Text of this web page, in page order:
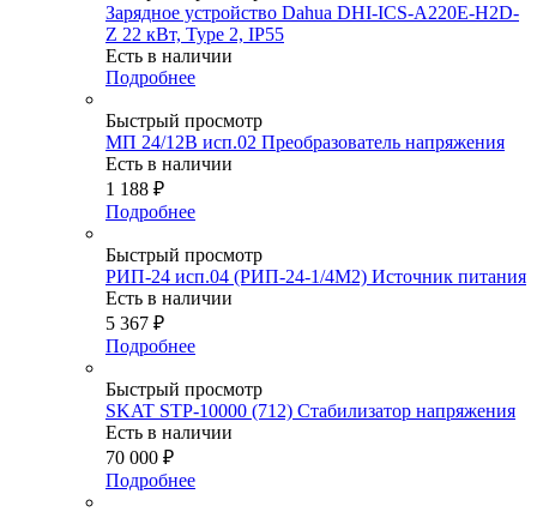
Зарядное устройство Dahua DHI-ICS-A220E-H2D-
Z 22 кВт, Type 2, IP55
Есть в наличии
Подробнее
Быстрый просмотр
МП 24/12В исп.02 Преобразователь напряжения
Есть в наличии
1 188 ₽
Подробнее
Быстрый просмотр
РИП-24 исп.04 (РИП-24-1/4М2) Источник питания
Есть в наличии
5 367 ₽
Подробнее
Быстрый просмотр
SKAT STP-10000 (712) Стабилизатор напряжения
Есть в наличии
70 000 ₽
Подробнее